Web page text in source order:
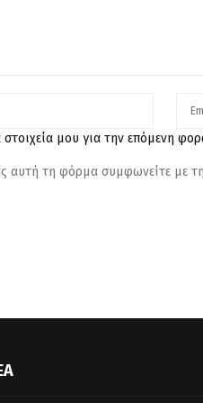
μου για την επόμενη
αυτή τη φόρμα συμφωνείτε με